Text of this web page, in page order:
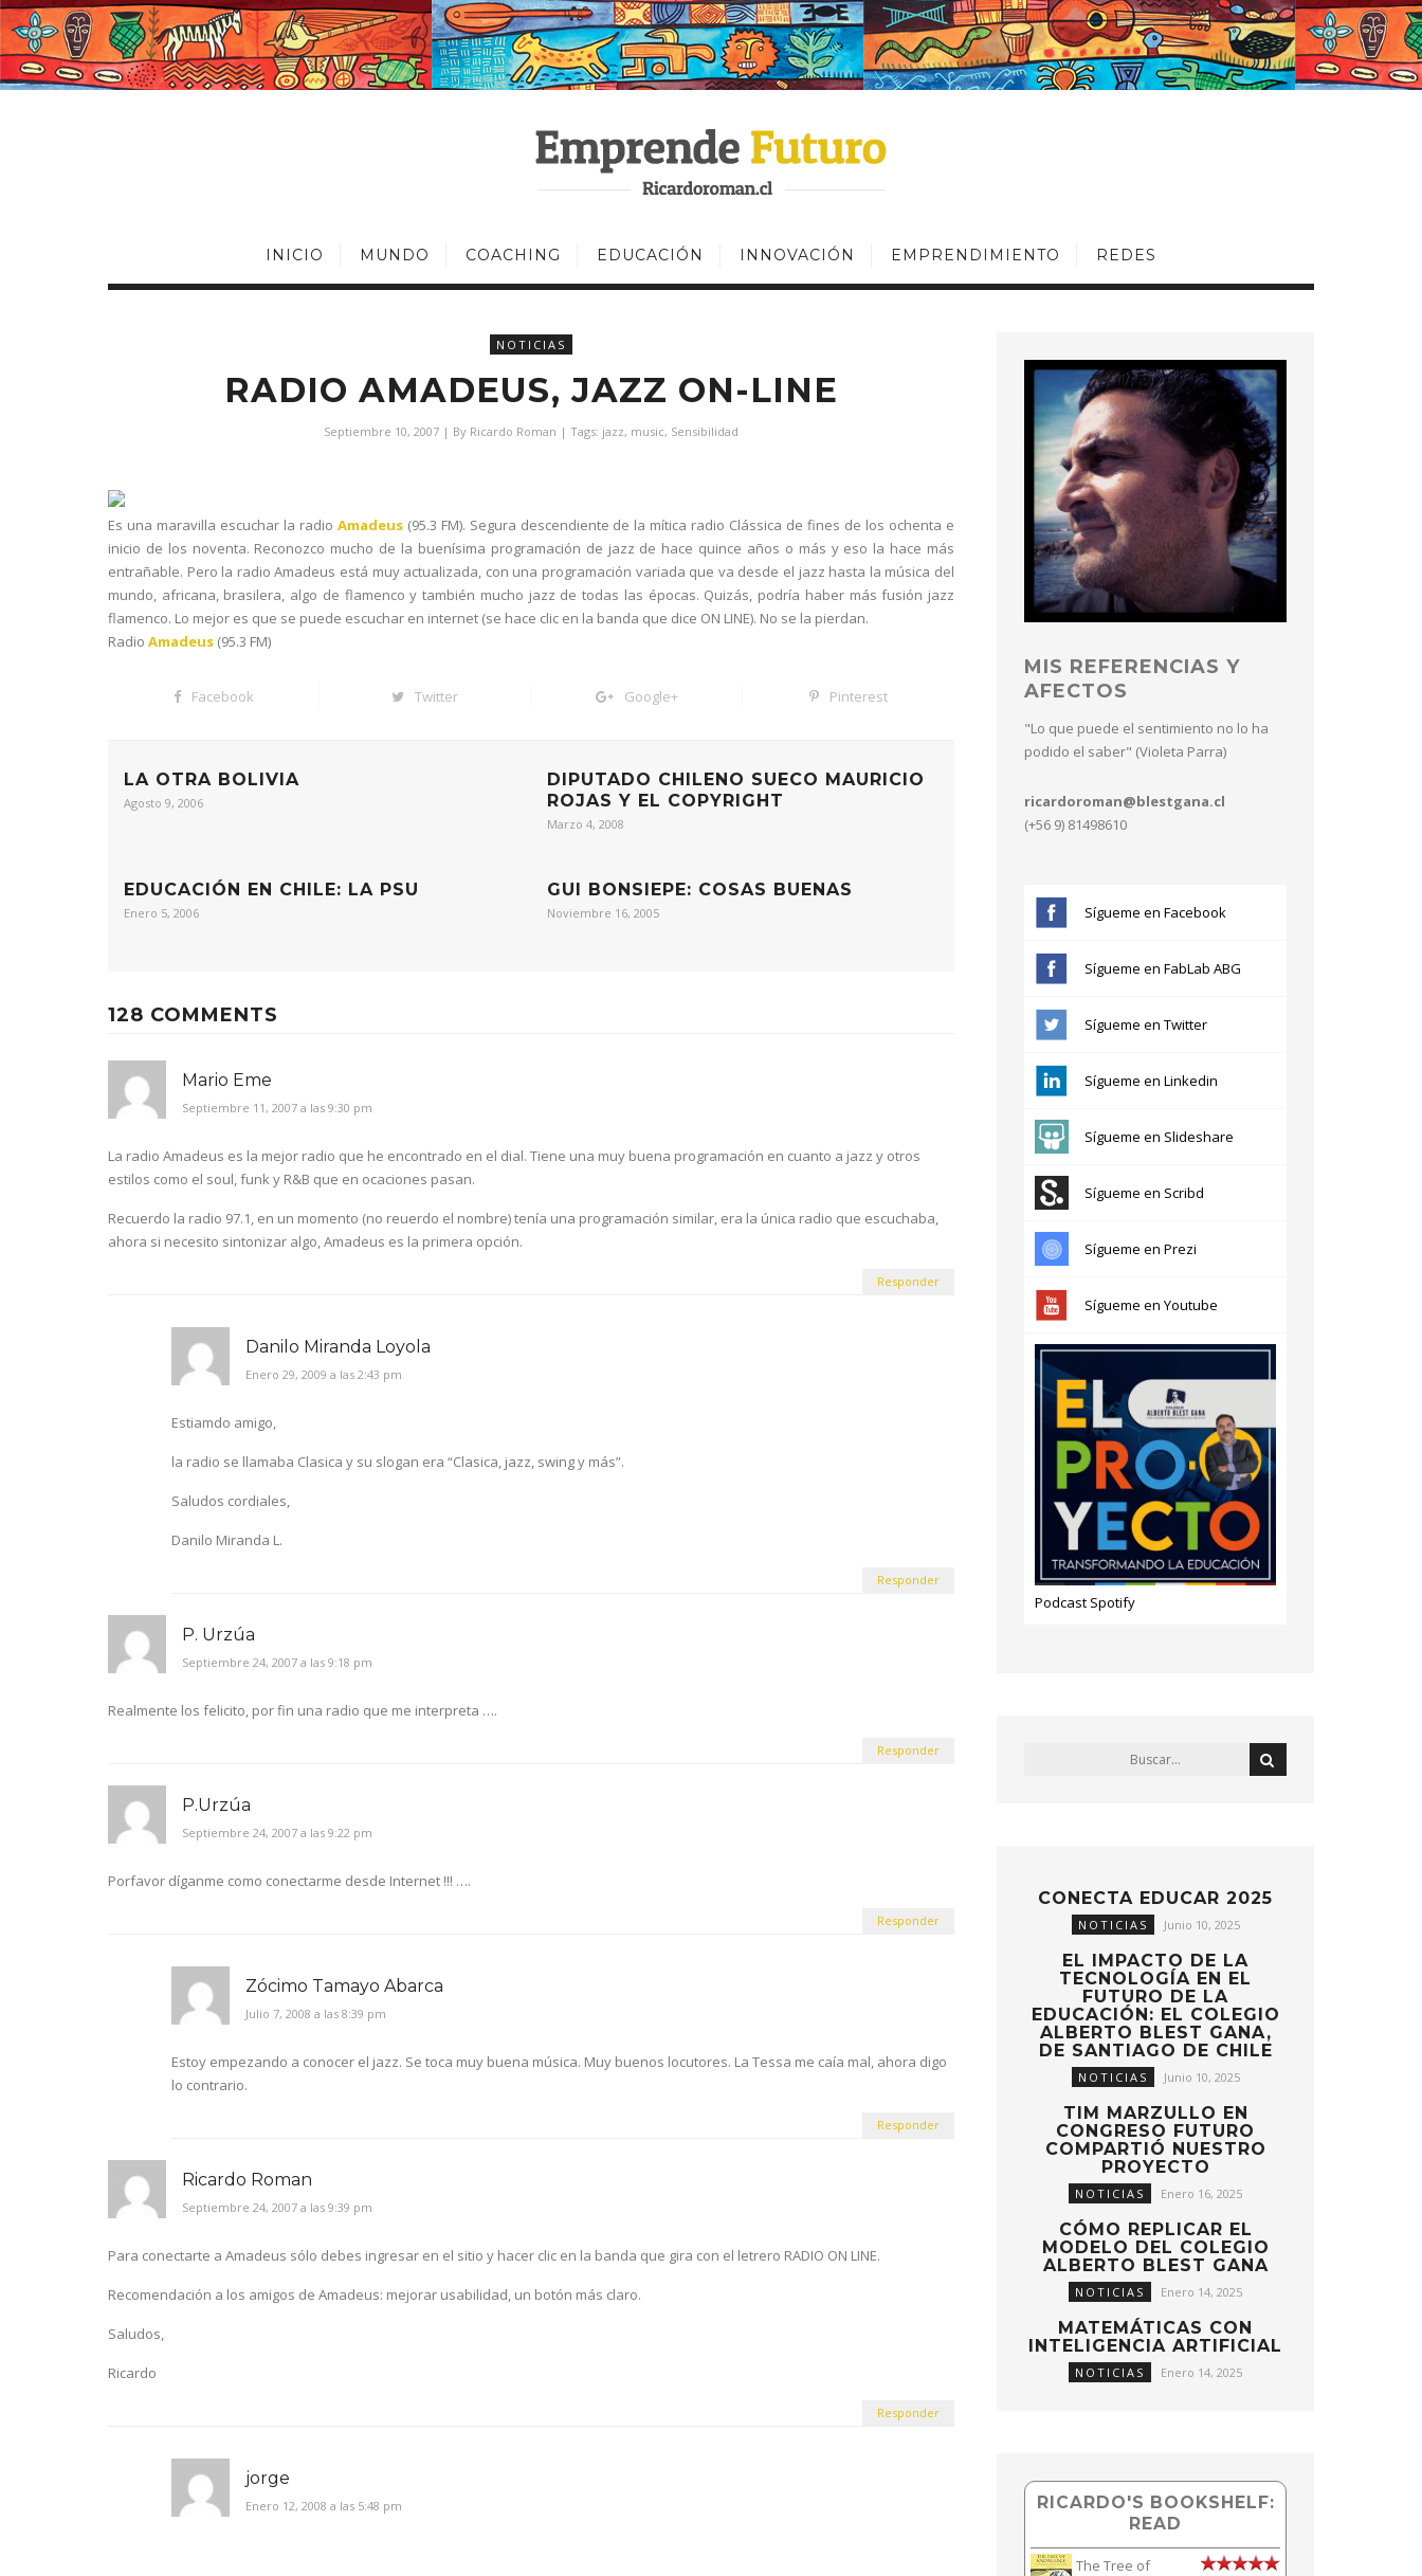
INICIO MUNDO COACHING EDUCACIÓN INNOVACIÓN EMPRENDIMIENTO REDES
NOTICIAS
RADIO AMADEUS, JAZZ ON-LINE
Septiembre 10, 2007 | By Ricardo Roman | Tags: jazz, music, Sensibilidad
Es una maravilla escuchar la radio Amadeus(95.3 FM). Segura descendiente de la mítica radio Clássica de fines de los ochenta e
inicio de los noventa. Reconozco mucho de la buenísima programación de jazz de hace quince años o más y eso la hace más
entrañable. Pero la radio Amadeus está muy actualizada, con una programación variada que va desde el jazz hasta la música del
mundo, africana, brasilera, algo de flamenco y también mucho jazz de todas las épocas. Quizás, podría haber más fusión jazz
flamenco. Lo mejor es que se puede escuchar en internet (se hace clic en la banda que dice ON LINE). No se la pierdan.
Radio Amadeus (95.3 FM)
Facebook Twitter Google+ Pinterest
LA OTRA BOLIVIA
Agosto 9, 2006
DIPUTADO CHILENO SUECO MAURICIO
ROJAS Y EL COPYRIGHT
Marzo 4, 2008
EDUCACIÓN EN CHILE: LA PSU
Enero 5, 2006
GUI BONSIEPE: COSAS BUENAS
Noviembre 16, 2005
128 COMMENTS
Mario Eme
Septiembre 11, 2007 a las 9:30 pm
La radio Amadeus es la mejor radio que he encontrado en el dial. Tiene una muy buena programación en cuanto a jazz y otros
estilos como el soul, funk y R&B que en ocaciones pasan.
Recuerdo la radio 97.1, en un momento (no reuerdo el nombre) tenía una programación similar, era la única radio que escuchaba,
ahora si necesito sintonizar algo, Amadeus es la primera opción.
Responder
Danilo Miranda Loyola
Enero 29, 2009 a las 2:43 pm
Estiamdo amigo,
la radio se llamaba Clasica y su slogan era “Clasica, jazz, swing y más”.
Saludos cordiales,
Danilo Miranda L.
Responder
P. Urzúa
Septiembre 24, 2007 a las 9:18 pm
Realmente los felicito, por fin una radio que me interpreta ….
Responder
P.Urzúa
Septiembre 24, 2007 a las 9:22 pm
Porfavor díganme como conectarme desde Internet !!! ….
Responder
Zócimo Tamayo Abarca
Julio 7, 2008 a las 8:39 pm
Estoy empezando a conocer el jazz. Se toca muy buena música. Muy buenos locutores. La Tessa me caía mal, ahora digo
lo contrario.
Responder
Ricardo Roman
Septiembre 24, 2007 a las 9:39 pm
Para conectarte a Amadeus sólo debes ingresar en el sitio y hacer clic en la banda que gira con el letrero RADIO ON LINE.
Recomendación a los amigos de Amadeus: mejorar usabilidad, un botón más claro.
Saludos,
Ricardo
Responder
jorge
Enero 12, 2008 a las 5:48 pm
MIS REFERENCIAS Y
AFECTOS
"Lo que puede el sentimiento no lo ha
podido el saber" (Violeta Parra)
ricardoroman@blestgana.cl
(+56 9) 81498610
Sígueme en Facebook
Sígueme en FabLab ABG
Sígueme en Twitter
Sígueme en Linkedin
Sígueme en Slideshare
Sígueme en Scribd
Sígueme en Prezi
Sígueme en Youtube
Podcast Spotify
CONECTA EDUCAR 2025
NOTICIAS Junio 10, 2025
EL IMPACTO DE LA
TECNOLOGÍA EN EL
FUTURO DE LA
EDUCACIÓN: EL COLEGIO
ALBERTO BLEST GANA,
DE SANTIAGO DE CHILE
NOTICIAS Junio 10, 2025
TIM MARZULLO EN
CONGRESO FUTURO
COMPARTIÓ NUESTRO
PROYECTO
NOTICIAS Enero 16, 2025
CÓMO REPLICAR EL
MODELO DEL COLEGIO
ALBERTO BLEST GANA
NOTICIAS Enero 14, 2025
MATEMÁTICAS CON
INTELIGENCIA ARTIFICIAL
NOTICIAS Enero 14, 2025
RICARDO'S BOOKSHELF:
READ
The Tree of